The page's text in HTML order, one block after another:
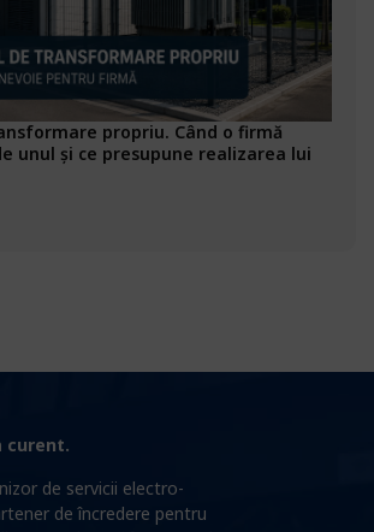
propriu. Când o firmă
unul și ce presupune realizarea lui
curent.
de servicii electro-
de încredere pentru